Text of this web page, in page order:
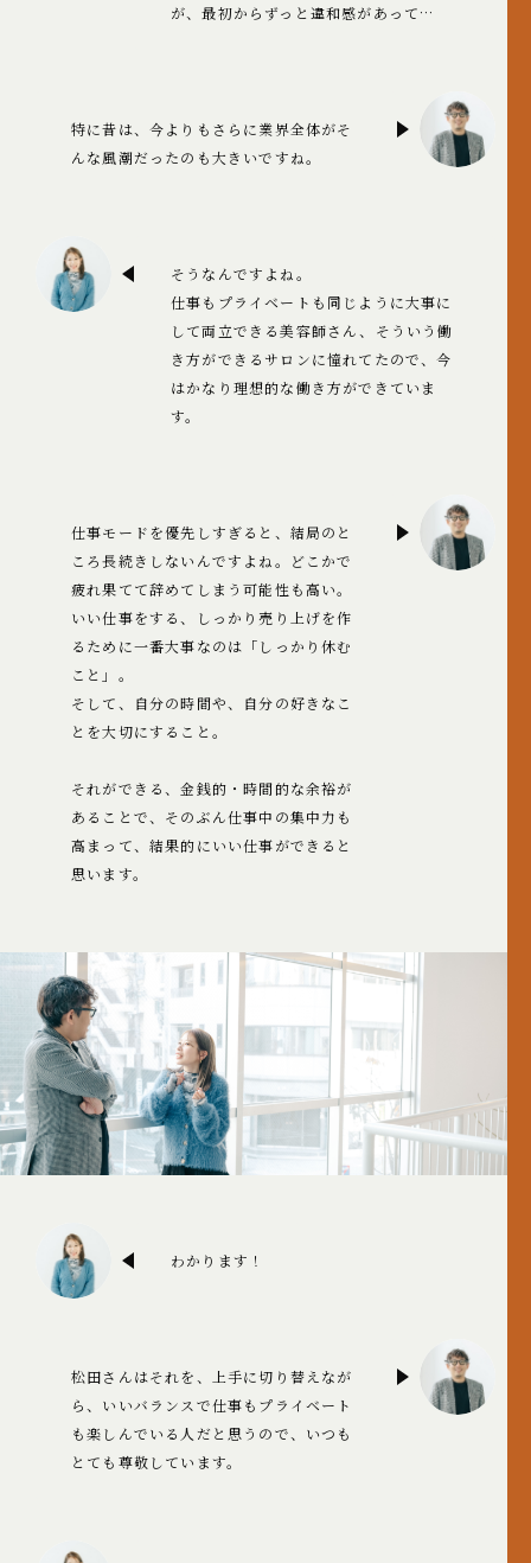
が、最初からずっと違和感があって…
特に昔は、今よりもさらに業界全体がそ
んな風潮だったのも大きいですね。
そうなんですよね。
仕事もプライベートも同じように大事に
して両立できる美容師さん、そういう働
き方ができるサロンに憧れてたので、今
はかなり理想的な働き方ができていま
す。
仕事モードを優先しすぎると、結局のと
ころ長続きしないんですよね。どこかで
疲れ果てて辞めてしまう可能性も高い。
いい仕事をする、しっかり売り上げを作
るために一番大事なのは「しっかり休む
こと」。
そして、自分の時間や、自分の好きなこ
とを大切にすること。
それができる、金銭的・時間的な余裕が
あることで、そのぶん仕事中の集中力も
高まって、結果的にいい仕事ができると
思います。
わかります！
松田さんはそれを、上手に切り替えなが
ら、いいバランスで仕事もプライベート
も楽しんでいる人だと思うので、いつも
とても尊敬しています。